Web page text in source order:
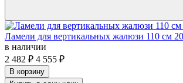
Ламели для вертикальных жалюзи 110 см
в наличии
2 482 ₽ 4 555 ₽
В корзину